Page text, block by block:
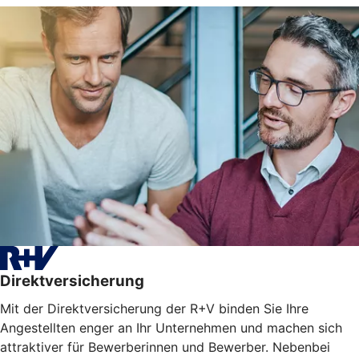
Direktversicherung
Mit der Direktversicherung der R+V binden Sie Ihre
Angestellten enger an Ihr Unternehmen und machen sich
attraktiver für Bewerberinnen und Bewerber. Nebenbei